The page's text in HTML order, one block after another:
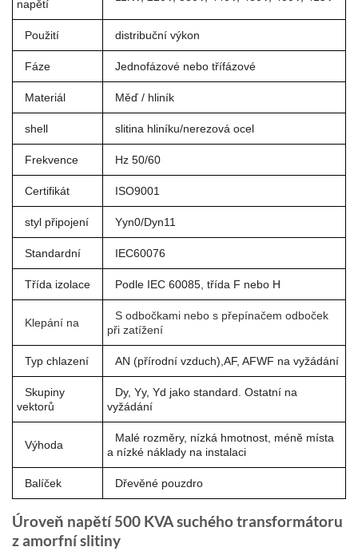
napětí
Použití distribuční výkon
Fáze Jednofázové nebo třífázové
Materiál Měď / hliník
shell slitina hliníku/nerezová ocel
Frekvence Hz 50/60
Certifikát ISO9001
styl připojení Yyn0/Dyn11
Standardní IEC60076
Třída izolace Podle IEC 60085, třída F nebo H
Klepání na
S odbočkami nebo s přepínačem odboček
při zatížení
Typ chlazení AN (přírodní vzduch),AF, AFWF na vyžádání
Skupiny
vektorů
Dy, Yy, Yd jako standard. Ostatní na
vyžádání
Výhoda
Malé rozměry, nízká hmotnost, méně místa
a nízké náklady na instalaci
Balíček Dřevěné pouzdro
Úroveň napětí 500 KVA suchého transformátoru
z amorfní slitiny